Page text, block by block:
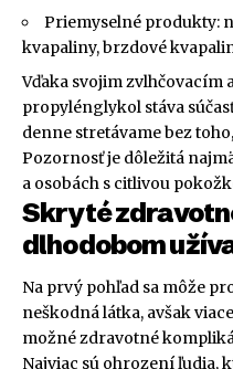
Priemyselné produkty:
kvapaliny, brzdové
Vďaka svojim zvlhčovacím
propylénglykol stáva
denne stretávame bez
Pozornosť je dôležitá
a osobách s citlivou
Skryté
dlhodobom
Na prvý pohľad sa môže
neškodná látka, avšak
možné zdravotné
Najviac sú ohrození ľudia,